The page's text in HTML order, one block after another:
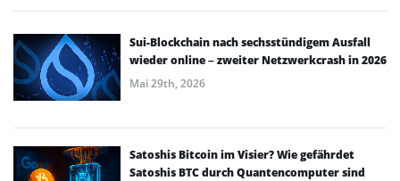
Sui-Blockchain nach sechsstündigem Ausfall
wieder online – zweiter Netzwerkcrash in 2026
Mai 29th, 2026
Satoshis Bitcoin im Visier? Wie gefährdet
Satoshis BTC durch Quantencomputer sind